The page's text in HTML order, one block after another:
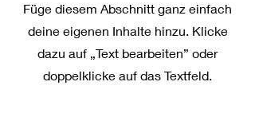
Füge diesem Abschnitt ganz einfach
deine eigenen Inhalte hinzu. Klicke
dazu auf „Text bearbeiten” oder
doppelklicke auf das Textfeld.